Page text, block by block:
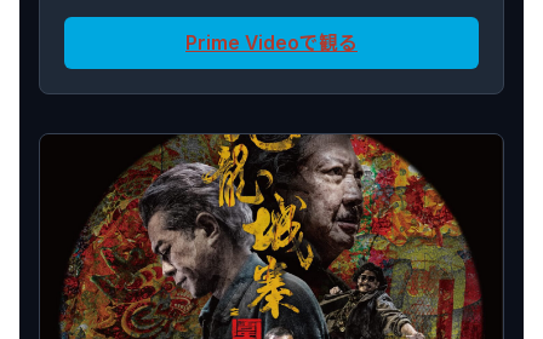
Prime Videoで観る